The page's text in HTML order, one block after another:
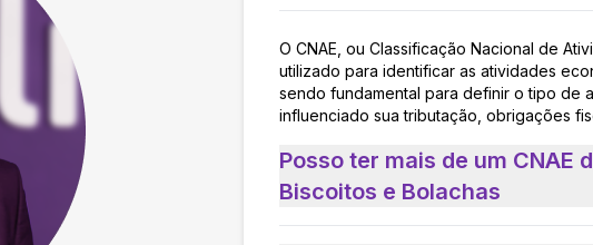
O CNAE, ou Classificação Nacional de
utilizado para identificar as atividades
sendo fundamental para definir o tipo de
influenciado sua tributação, obrigações
Posso ter mais de um CNAE
Biscoitos e Bolachas